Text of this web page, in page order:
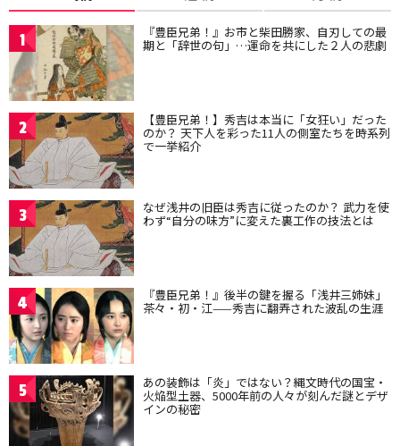
1 『豊臣兄弟！』お市と柴田勝家、自刃しての最
期と「辞世の句」…運命を共にした２人の悲劇
2 【豊臣兄弟！】秀吉は本当に「女狂い」だった
のか？ 天下人を彩った11人の側室たちを時系列
で一挙紹介
3 なぜ浅井の旧臣は秀吉に従ったのか？ 武力を使
わず“自分の味方”に変えた裏工作の技法とは
4 『豊臣兄弟！』後半の鍵を握る「浅井三姉妹」
茶々・初・江——秀吉に翻弄された波乱の生涯
5 あの装飾は「炎」ではない？縄文時代の国宝・
火焔型土器、5000年前の人々が刻んだ謎とデザ
インの秘密